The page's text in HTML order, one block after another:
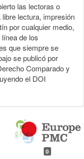
las lectoras o
lectura, impresión
por cualquier medio,
de los
que siempre se
se publicó por
Comparado y
el DOI
0